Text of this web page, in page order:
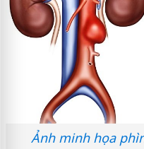
Ảnh minh họa